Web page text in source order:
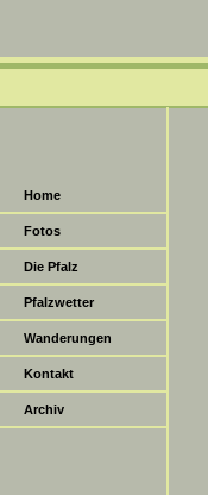
Home
Fotos
Die Pfalz
Pfalzwetter
Wanderungen
Kontakt
Archiv